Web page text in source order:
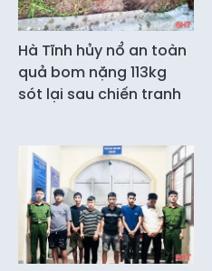
Hà Tĩnh hủy nổ an toàn
quả bom nặng 113kg
sót lại sau chiến tranh